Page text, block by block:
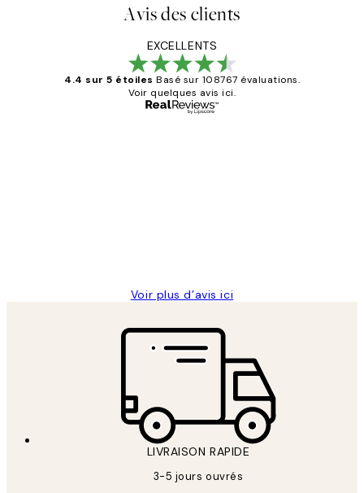
Avis des clients
EXCELLENTS
4.4 sur 5 étoiles Basé sur 108767 évaluations.
Voir quelques avis ici.
Voir plus d’avis ici
LIVRAISON RAPIDE
3-5 jours ouvrés